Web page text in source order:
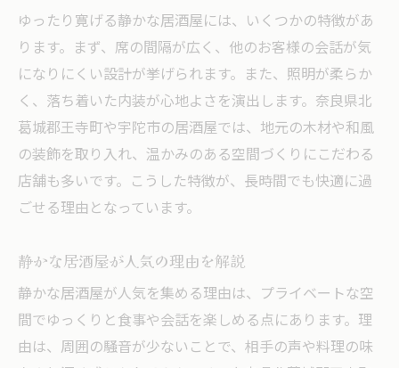
ゆったり寛げる静かな居酒屋には、いくつかの特徴があ
ります。まず、席の間隔が広く、他のお客様の会話が気
になりにくい設計が挙げられます。また、照明が柔らか
く、落ち着いた内装が心地よさを演出します。奈良県北
葛城郡王寺町や宇陀市の居酒屋では、地元の木材や和風
の装飾を取り入れ、温かみのある空間づくりにこだわる
店舗も多いです。こうした特徴が、長時間でも快適に過
ごせる理由となっています。
静かな居酒屋が人気の理由を解説
静かな居酒屋が人気を集める理由は、プライベートな空
間でゆっくりと食事や会話を楽しめる点にあります。理
由は、周囲の騒音が少ないことで、相手の声や料理の味